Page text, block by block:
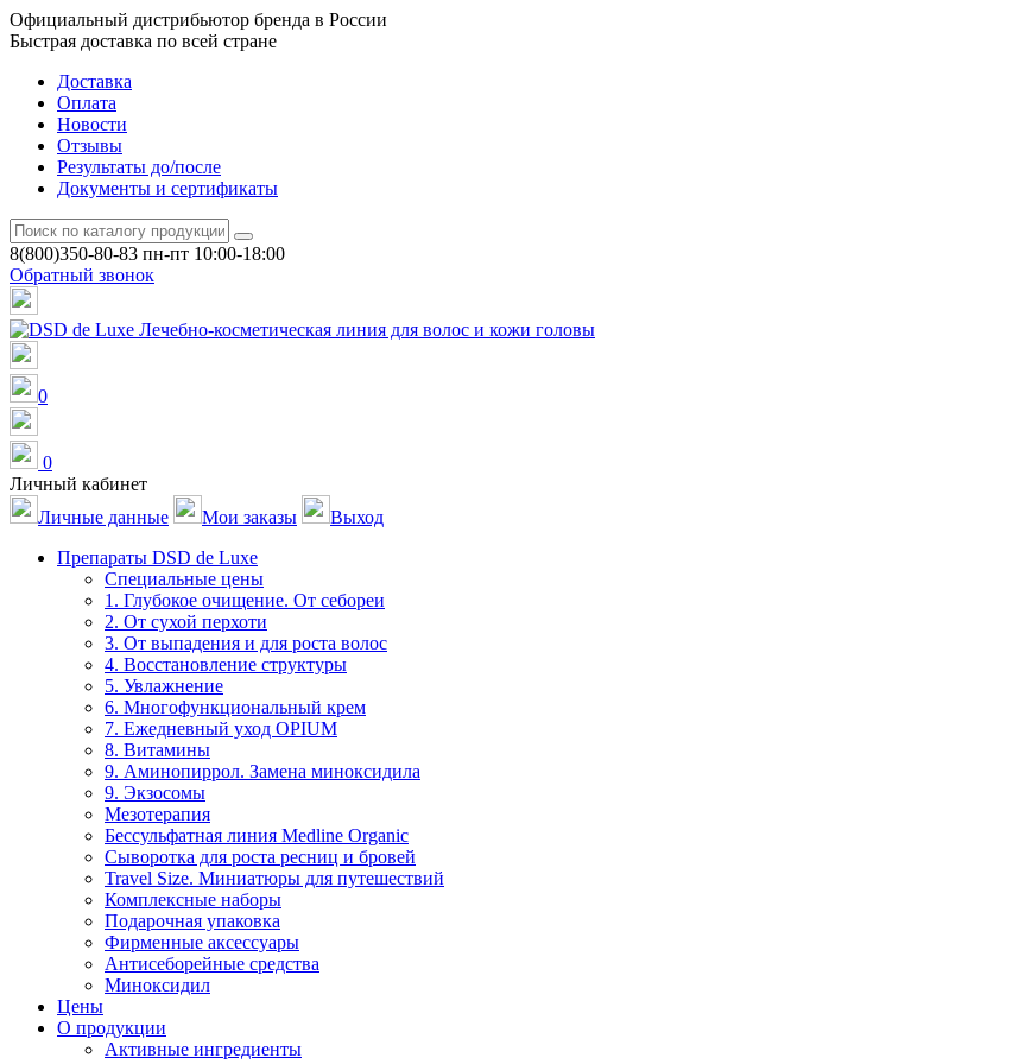
Официальный дистрибьютор бренда в России
Быстрая доставка по всей стране
Доставка
Оплата
Новости
Отзывы
Результаты до/после
Документы и сертификаты
8(800)350-80-83 пн-пт 10:00-18:00
Обратный звонок
0
0
Личный кабинет
Личные данные
Мои заказы
Выход
Препараты DSD de Luxe
Специальные цены
1. Глубокое очищение. От себореи
2. От сухой перхоти
3. От выпадения и для роста волос
4. Восстановление структуры
5. Увлажнение
6. Многофункциональный крем
7. Ежедневный уход OPIUM
8. Витамины
9. Аминопиррол. Замена миноксидила
9. Экзосомы
Мезотерапия
Бессульфатная линия Medline Organic
Сыворотка для роста ресниц и бровей
Travel Size. Миниатюры для путешествий
Комплексные наборы
Подарочная упаковка
Фирменные аксессуары
Антисеборейные средства
Миноксидил
Цены
О продукции
Активные ингредиенты